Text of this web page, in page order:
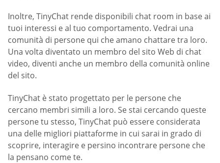
Inoltre, TinyChat rende disponibili chat room in base ai
tuoi interessi e al tuo comportamento. Vedrai una
comunità di persone qui che amano chattare tra loro.
Una volta diventato un membro del sito Web di chat
video, diventi anche un membro della comunità online
del sito.
TinyChat è stato progettato per le persone che
cercano membri simili a loro. Se stai cercando queste
persone tu stesso, TinyChat può essere considerata
una delle migliori piattaforme in cui sarai in grado di
scoprire, interagire e persino incontrare persone che
la pensano come te.